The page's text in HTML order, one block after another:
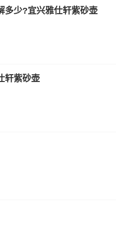
多少?宜兴雅仕轩紫砂壶
轩紫砂壶